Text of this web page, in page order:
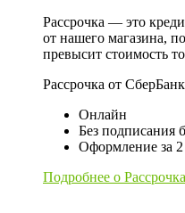
Рассрочка — это
от нашего магазина,
превысит стоимость
Рассрочка от
Онлайн
Без подписания
Оформление за
Подробнее о Рассрочка